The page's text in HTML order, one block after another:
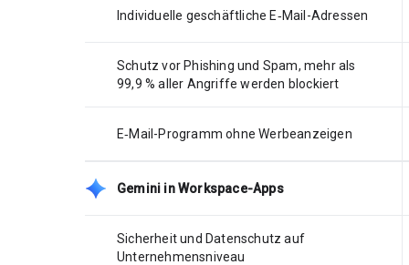
Individuelle geschäftliche E‑Mail-Adressen
Schutz vor Phishing und Spam, mehr als
99,9 % aller Angriffe werden blockiert
E‑Mail-Programm ohne Werbeanzeigen
Gemini in Workspace-Apps
Sicherheit und Datenschutz auf
Unternehmensniveau